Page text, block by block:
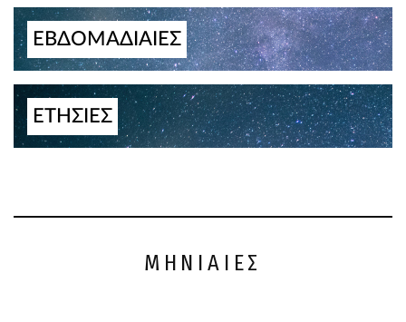
ΕΒΔΟΜΑΔΙΑΙΕΣ
ΕΤΗΣΙΕΣ
ΜΗΝΙΑΙΕΣ